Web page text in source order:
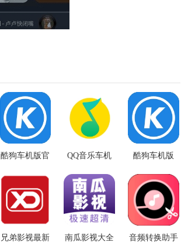
酷狗车机版官
方版
QQ音乐车机
版3.0
酷狗车机版
3.5.4版
兄弟影视最新 南瓜影视大全 音频转换助手